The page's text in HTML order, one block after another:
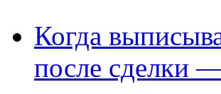
Когда
после сделки